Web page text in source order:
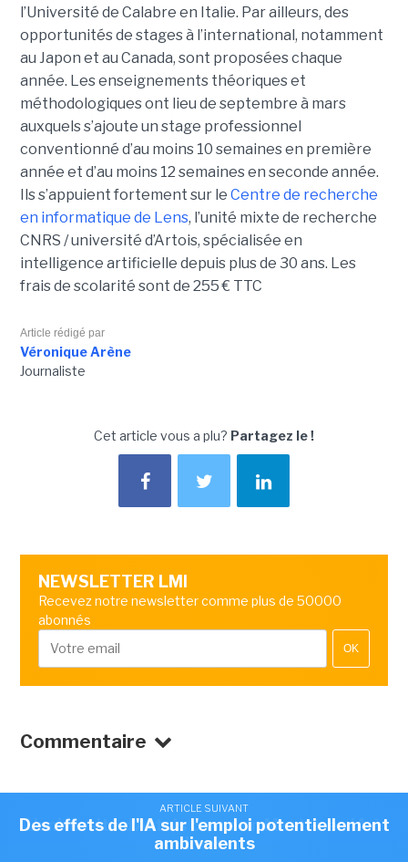
ARTICLE SUIVANT
L'université d'Artois ouvre un Master en IA à
Lens
l’Université de Calabre en Italie. Par ailleurs, des
opportunités de stages à l’international, notamment
au Japon et au Canada, sont proposées chaque
année. Les enseignements théoriques et
méthodologiques ont lieu de septembre à mars
auxquels s’ajoute un stage professionnel
conventionné d’au moins 10 semaines en première
année et d’au moins 12 semaines en seconde année.
Ils s’appuient fortement sur le Centre de recherche
en informatique de Lens, l’unité mixte de recherche
CNRS / université d’Artois, spécialisée en
intelligence artificielle depuis plus de 30 ans. Les
frais de scolarité sont de 255 € TTC
Article rédigé par
Véronique Arène
Journaliste
Cet article vous a plu? Partagez le !
NEWSLETTER LMI
Recevez notre newsletter comme plus de 50000
abonnés
OK
Commentaire
ARTICLE SUIVANT
Des effets de l'IA sur l'emploi potentiellement
ambivalents